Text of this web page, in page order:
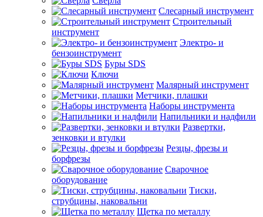
Слесарный инструмент
Строительный
инструмент
Электро- и
бензоинструмент
Буры SDS
Ключи
Малярный инструмент
Метчики, плашки
Наборы инструмента
Напильники и надфили
Развертки,
зенковки и втулки
Резцы, фрезы и
борфрезы
Сварочное
оборудование
Тиски,
струбцины, наковальни
Щетка по металлу